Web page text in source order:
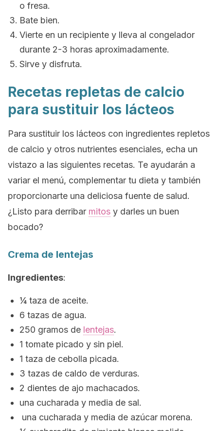
o fresa.
Bate bien.
Vierte en un recipiente y lleva al congelador
durante 2-3 horas aproximadamente.
Sirve y disfruta.
Recetas repletas de calcio
para sustituir los lácteos
Para sustituir los lácteos con ingredientes repletos
de calcio y otros nutrientes esenciales, echa un
vistazo a las siguientes recetas. Te ayudarán a
variar el menú, complementar tu dieta y también
proporcionarte una deliciosa fuente de salud.
¿Listo para derribar mitos y darles un buen
bocado?
Crema de lentejas
Ingredientes:
¼ taza de aceite.
6 tazas de agua.
250 gramos de lentejas.
1 tomate picado y sin piel.
1 taza de cebolla picada.
3 tazas de caldo de verduras.
2 dientes de ajo machacados.
una cucharada y media de sal.
una cucharada y media de azúcar morena.